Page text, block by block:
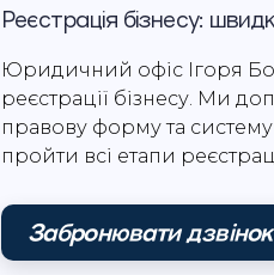
Реєстрація бізнесу:
Юридичний офіс Ігоря
реєстрації бізнесу. Ми
правову форму та
пройти всі етапи
Забронювати дзвінок